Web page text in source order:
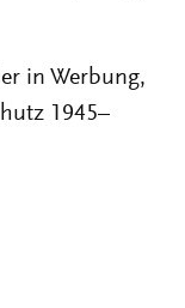
in Werbung,
1945–